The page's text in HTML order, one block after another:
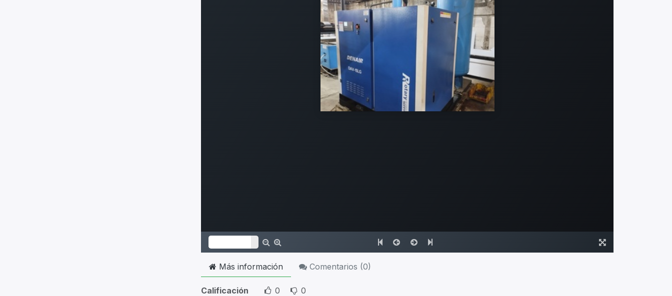
Más información Comentarios (0)
Calificación 0 0